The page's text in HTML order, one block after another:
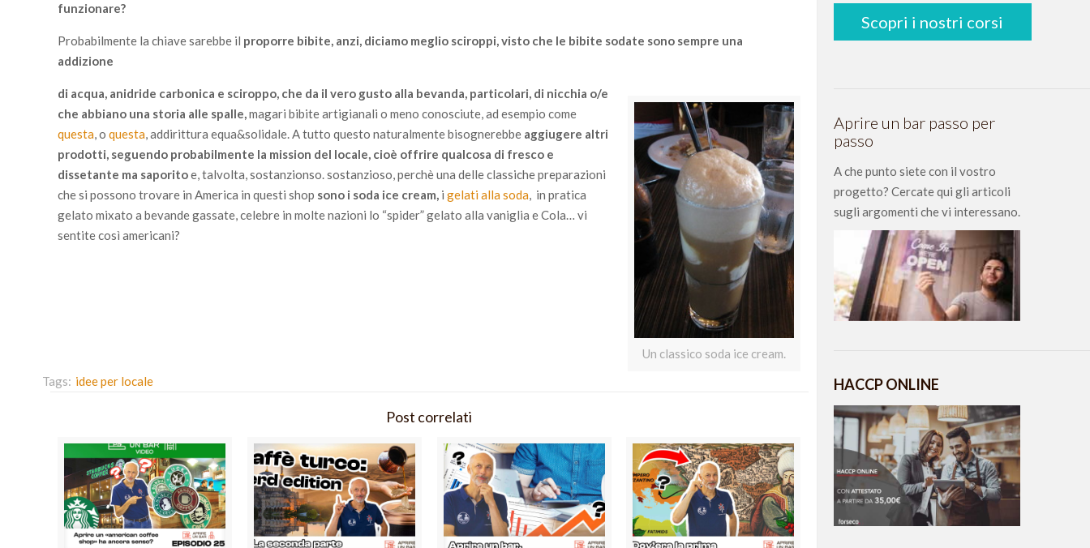
funzionare?
Probabilmente la chiave sarebbe il proporre bibite, anzi, diciamo meglio sciroppi, visto che le bibite sodate sono sempre una
addizione
Un classico soda ice cream.
di acqua, anidride carbonica e sciroppo, che da il vero gusto alla bevanda, particolari, di nicchia o/e
che abbiano una storia alle spalle,magari bibite artigianali o meno conosciute, ad esempio come
questa, oquesta, addirittura equa&solidale. A tutto questo naturalmente bisognerebbe aggiugere altri
prodotti, seguendo probabilmente la mission del locale, cioè offrire qualcosa di fresco e
dissetante ma saporitoe, talvolta, sostanzionso. sostanzioso, perchè una delle classiche preparazioni
che si possono trovare in America in questi shop sono i soda ice cream, igelati alla soda, in pratica
gelato mixato a bevande gassate, celebre in molte nazioni lo “spider” gelato alla vaniglia e Cola… vi
sentite così americani?
Tags: idee per locale
Post correlati
Scopri i nostri corsi
Aprire un bar passo per
passo
A che punto siete con il vostro
progetto? Cercate qui gli articoli
sugli argomenti che vi interessano.
HACCP ONLINE